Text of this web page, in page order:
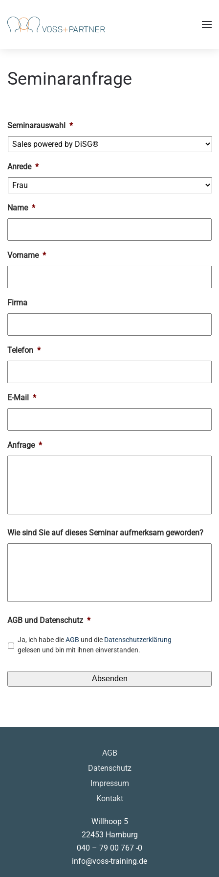
Skip to main content
Seminaranfrage
Seminarauswahl *
Anrede *
Name *
Vorname *
Firma
Telefon *
E-Mail *
Anfrage *
Wie sind Sie auf dieses Seminar aufmerksam geworden?
AGB und Datenschutz *
Ja, ich habe dieAGB und die Datenschutzerklärung
gelesen und bin mit ihnen einverstanden.
AGB
Datenschutz
Impressum
Kontakt
Willhoop 5
22453 Hamburg
040 – 79 00 767 -0
info@voss-training.de